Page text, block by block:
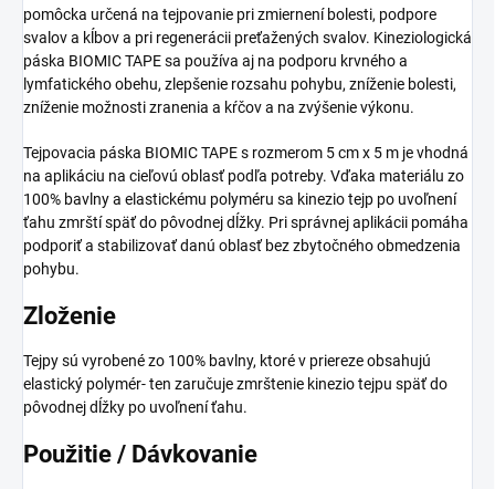
pomôcka určená na tejpovanie pri zmiernení bolesti, podpore
svalov a kĺbov a pri regenerácii preťažených svalov. Kineziologická
páska BIOMIC TAPE sa používa aj na podporu krvného a
lymfatického obehu, zlepšenie rozsahu pohybu, zníženie bolesti,
zníženie možnosti zranenia a kŕčov a na zvýšenie výkonu.
Tejpovacia páska BIOMIC TAPE s rozmerom 5 cm x 5 m je vhodná
na aplikáciu na cieľovú oblasť podľa potreby. Vďaka materiálu zo
100% bavlny a elastickému polyméru sa kinezio tejp po uvoľnení
ťahu zmrští späť do pôvodnej dĺžky. Pri správnej aplikácii pomáha
podporiť a stabilizovať danú oblasť bez zbytočného obmedzenia
pohybu.
Zloženie
Tejpy sú vyrobené zo 100% bavlny, ktoré v priereze obsahujú
elastický polymér- ten zaručuje zmrštenie kinezio tejpu späť do
pôvodnej dĺžky po uvoľnení ťahu.
Použitie / Dávkovanie